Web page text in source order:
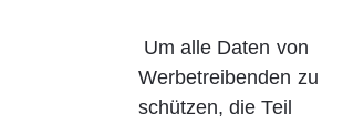
Werbetreibenden zu
schützen, die Teil